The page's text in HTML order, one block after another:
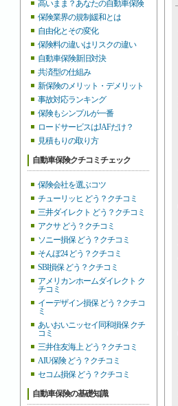
高いまま？あなたの自動車保険
保険業界の規制緩和とは
自由化とその変化
保険料の違いはリスクの違い
自動車保険新旧対決
共済型の仕組み
新保険のメリット・デメリット
事故対応ランキング
保険もシンプルが一番
ロードサービスはJAFだけ？
見積もりの取り方
自動車保険クチコミチェック
保険会社を選ぶコツ
チューリッヒ どう？クチコミ
三井ダイレクト どう？クチコミ
アクサ どう？クチコミ
ソニー損保 どう？クチコミ
そんぽ24 どう？クチコミ
SBI損保 どう？クチコミ
アメリカンホームダイレクト ク
チコミ
イーデザイン損保 どう？クチコ
ミ
あいおいニッセイ同和損保 クチ
コミ
三井住友海上 どう？クチコミ
AIU保険 どう？クチコミ
セコム損保 どう？クチコミ
自動車保険の基礎知識